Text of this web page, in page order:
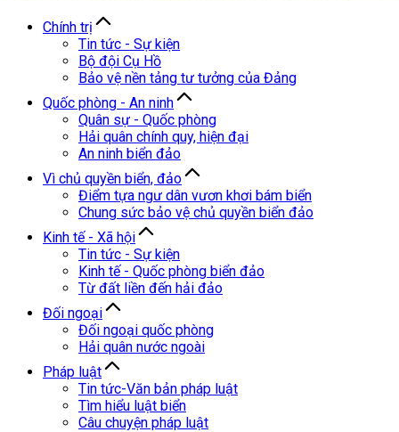
Chính trị
Tin tức - Sự kiện
Bộ đội Cụ Hồ
Bảo vệ nền tảng tư tưởng của Đảng
Quốc phòng - An ninh
Quân sự - Quốc phòng
Hải quân chính quy, hiện đại
An ninh biển đảo
Vì chủ quyền biển, đảo
Điểm tựa ngư dân vươn khơi bám biển
Chung sức bảo vệ chủ quyền biển đảo
Kinh tế - Xã hội
Tin tức - Sự kiện
Kinh tế - Quốc phòng biển đảo
Từ đất liền đến hải đảo
Đối ngoại
Đối ngoại quốc phòng
Hải quân nước ngoài
Pháp luật
Tin tức-Văn bản pháp luật
Tìm hiểu luật biển
Câu chuyện pháp luật